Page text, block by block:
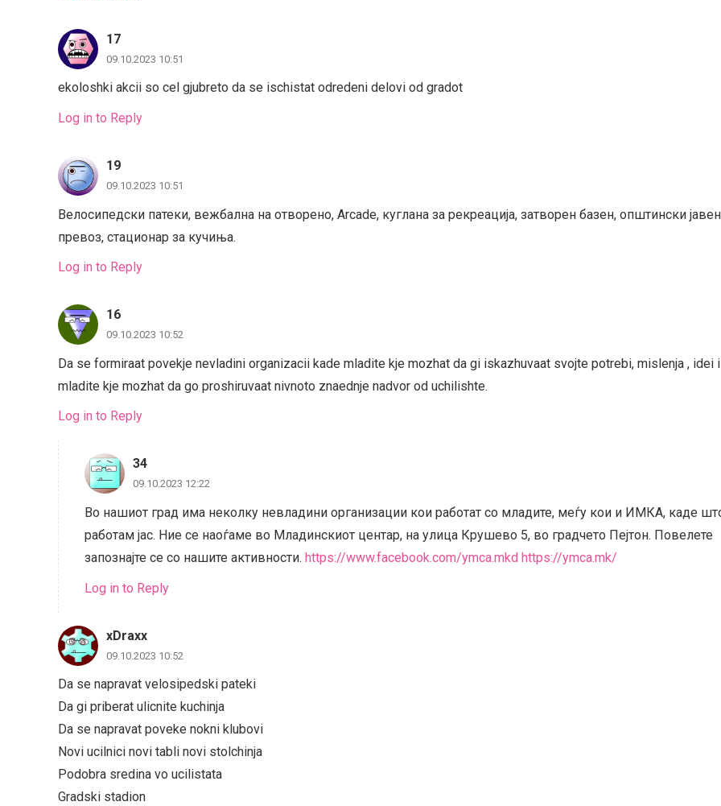
17
09.10.2023 10:51
ekoloshki akcii so cel gjubreto da se ischistat odredeni delovi od gradot
Log in to Reply
19
09.10.2023 10:51
Велосипедски патеки, вежбална на отворено, Arcade, куглана за рекреација, затворен базен, општински јавен
превоз, стационар за кучиња.
Log in to Reply
16
09.10.2023 10:52
Da se formiraat povekje nevladini organizacii kade mladite kje mozhat da gi iskazhuvaat svojte potrebi, mislenja , idei
mladite kje mozhat da go proshiruvaat nivnoto znaednje nadvor od uchilishte.
Log in to Reply
34
09.10.2023 12:22
Во нашиот град има неколку невладини организации кои работат со младите, меѓу кои и ИМКА, каде
работам јас. Ние се наоѓаме во Младинскиот центар, на улица Крушево 5, во градчето Пејтон. Повелете
запознајте се со нашите активности. https://www.facebook.com/ymca.mkd https://ymca.mk/
Log in to Reply
xDraxx
09.10.2023 10:52
Da se napravat velosipedski pateki
Da gi priberat ulicnite kuchinja
Da se napravat poveke nokni klubovi
Novi ucilnici novi tabli novi stolchinja
Podobra sredina vo ucilistata
Gradski stadion